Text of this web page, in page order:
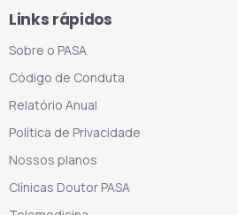
Links rápidos
Sobre o PASA
Código de Conduta
Relatório Anual
Política de Privacidade
Nossos planos
Clínicas Doutor PASA